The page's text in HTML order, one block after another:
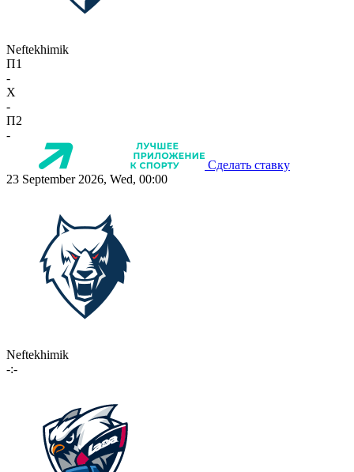
Neftekhimik
П1
-
X
-
П2
-
Сделать ставку
23 September 2026, Wed, 00:00
Neftekhimik
-:-